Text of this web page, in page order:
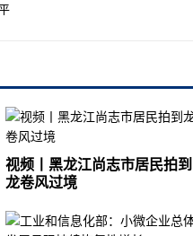
视频丨黑龙江尚志市居民拍到
龙卷风过境